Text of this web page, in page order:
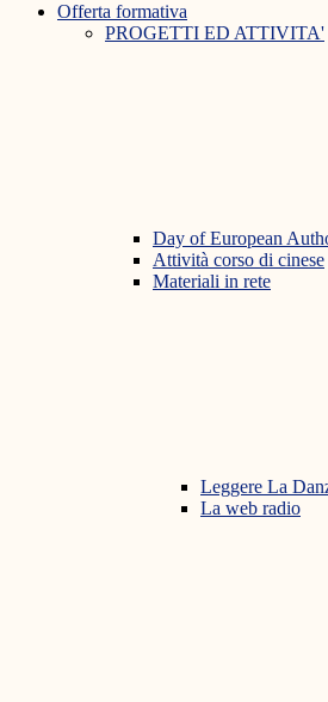
Offerta formativa
PROGETTI ED ATTIVITA'
Day of European
Attività corso di cinese
Materiali in rete
Leggere La
La web radio